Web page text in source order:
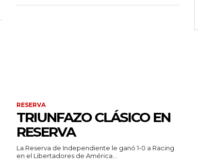
RESERVA
TRIUNFAZO CLÁSICO EN
RESERVA
La Reserva de Independiente le ganó 1-0 a Racing
en el Libertadores de América...